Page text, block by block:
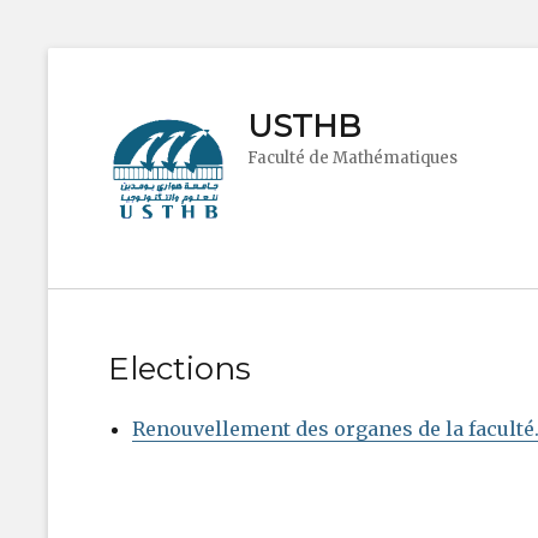
USTHB
Faculté de Mathématiques
Elections
Renouvellement des organes de la faculté.